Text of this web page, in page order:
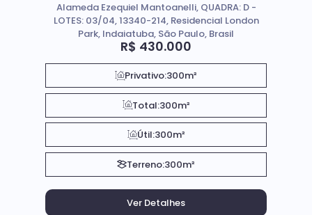
R$ 430.000
Alameda Ezequiel Mantoanelli, QUADRA: D -
LOTES: 03/04, 13340-214, Residencial London
Park, Indaiatuba, São Paulo, Brasil
Privativo:300m²
Total:300m²
Útil:300m²
Terreno:300m²